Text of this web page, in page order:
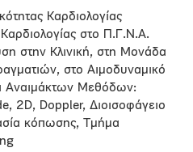
Καρδιολογίας
στο Π.Γ.Ν.Α.
στην Κλινική, στη Μονάδα
στο Αιμοδυναμικό
Αναιμάκτων Μεθόδων:
2D, Doppler, Διοισοφάγειο
κόπωσης, Τμήμα